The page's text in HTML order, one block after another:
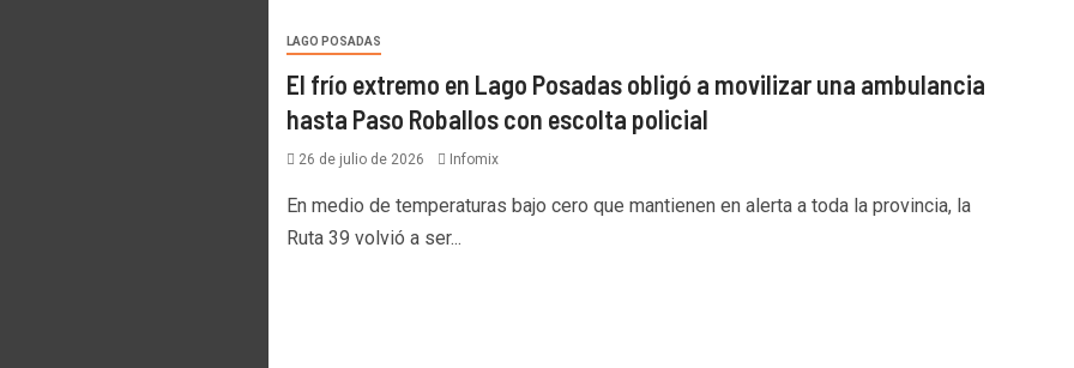
LAGO POSADAS
El frío extremo en Lago Posadas obligó a movilizar una ambulancia
hasta Paso Roballos con escolta policial
26 de julio de 2026 Infomix
En medio de temperaturas bajo cero que mantienen en alerta a toda la provincia, la
Ruta 39 volvió a ser...